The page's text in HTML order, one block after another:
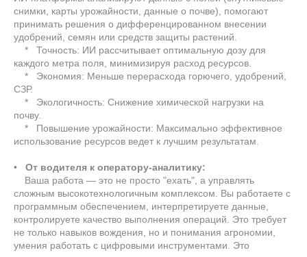
снимки, карты урожайности, данные о почве), помогают
принимать решения о дифференцированном внесении
удобрений, семян или средств защиты растений.
* Точность: ИИ рассчитывает оптимальную дозу для
каждого метра поля, минимизируя расход ресурсов.
* Экономия: Меньше перерасхода горючего, удобрений,
СЗР.
* Экологичность: Снижение химической нагрузки на
почву.
* Повышение урожайности: Максимально эффективное
использование ресурсов ведет к лучшим результатам.
• От водителя к оператору-аналитику:
Ваша работа — это не просто "ехать", а управлять
сложным высокотехнологичным комплексом. Вы работаете с
программным обеспечением, интерпретируете данные,
контролируете качество выполнения операций. Это требует
не только навыков вождения, но и понимания агрономии,
умения работать с цифровыми инструментами. Это